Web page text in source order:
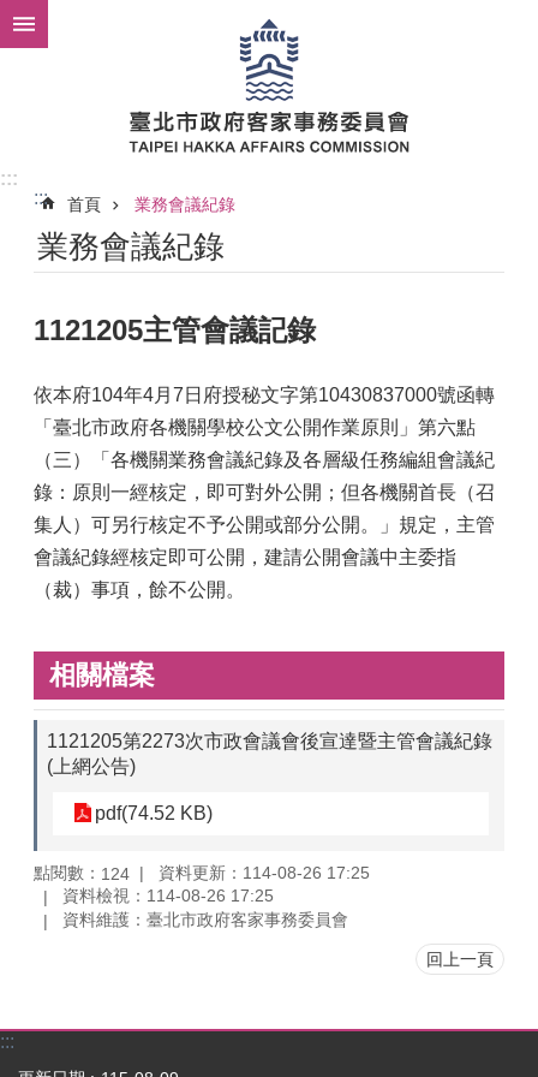
跳到主要內容區塊
:::
:::
首頁 業務會議紀錄
業務會議紀錄
1121205主管會議記錄
依本府104年4月7日府授秘文字第10430837000號函轉
「臺北市政府各機關學校公文公開作業原則」第六點
（三）「各機關業務會議紀錄及各層級任務編組會議紀
錄：原則一經核定，即可對外公開；但各機關首長（召
集人）可另行核定不予公開或部分公開。」規定，主管
會議紀錄經核定即可公開，建請公開會議中主委指
（裁）事項，餘不公開。
相關檔案
1121205第2273次市政會議會後宣達暨主管會議紀錄
(上網公告)
pdf(74.52 KB)
點閱數： 124
資料更新：114-08-26 17:25
資料檢視：114-08-26 17:25
資料維護：臺北市政府客家事務委員會
回上一頁
:::